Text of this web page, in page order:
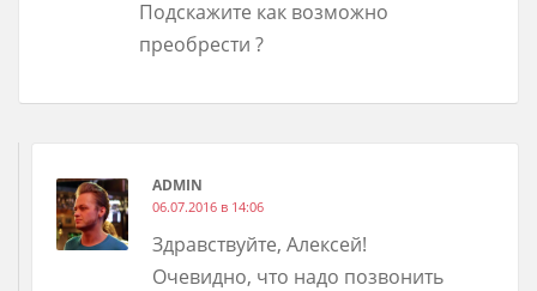
Подскажите как возможно
преобрести ?
ADMIN
06.07.2016 в 14:06
Здравствуйте, Алексей!
Очевидно, что надо позвонить